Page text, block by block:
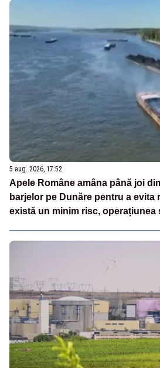
5 aug. 2026, 17:52
Apele Române amâna până joi
barjelor pe Dunăre pentru a evita
există un minim risc, operațiunea